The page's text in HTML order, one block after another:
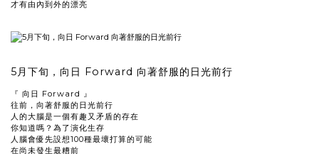
才有由內到外的漂亮
5月下旬，向日 Forward 向著舒服的日光前行
『 向日 Forward 』
往前，向著舒服的日光前行
人的大腦是一個有趣又矛盾的存在
你知道嗎？為了演化生存
人腦會優先設想100種最壞打算的可能
在尚未發生最糟前